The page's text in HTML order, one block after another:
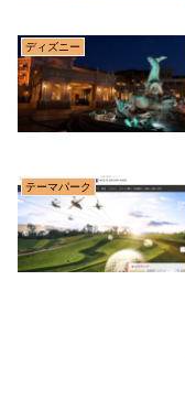
ディズニー
テーマパーク